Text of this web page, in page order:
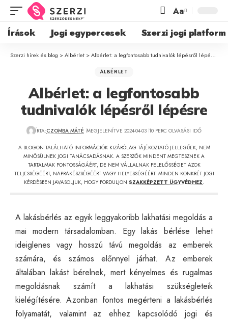
Aa
Írások Jogi egypercesek Szerzi jogi platform
Szerzi hírek és blog >Albérlet >Albérlet: a legfontosabb tudnivalók lépésről lépésre
ALBÉRLET
Albérlet: a legfontosabb
tudnivalók lépésről lépésre
ÍRTA:CZOMBA MÁTÉ MEGJELENÍTVE 2024-04-03 10 PERC OLVASÁSI IDŐ
A BLOGON TALÁLHATÓ INFORMÁCIÓK KIZÁRÓLAG TÁJÉKOZTATÓ JELLEGŰEK, NEM
MINŐSÜLNEK JOGI TANÁCSADÁSNAK. A SZERZŐK MINDENT MEGTESZNEK A
TARTALMAK PONTOSSÁGÁÉRT, DE NEM VÁLLALNAK FELELŐSSÉGET AZOK
TELJESSÉGÉÉRT, NAPRAKÉSZSÉGÉÉRT VAGY HELYESSÉGÉÉRT. MINDEN KONKRÉT JOGI
KÉRDÉSBEN JAVASOLJUK, HOGY FORDULJON SZAKKÉPZETT ÜGYVÉDHEZ.
A lakásbérlés az egyik leggyakoribb lakhatási megoldás a
mai modern társadalomban. Egy lakás bérlése lehet
ideiglenes vagy hosszú távú megoldás az emberek
számára, és számos előnnyel járhat. Az emberek
általában lakást bérelnek, mert kényelmes és rugalmas
megoldásnak számít a lakhatási szükségleteik
kielégítésére. Azonban fontos megérteni a lakásbérlés
folyamatát, valamint az ehhez kapcsolódó jogi és